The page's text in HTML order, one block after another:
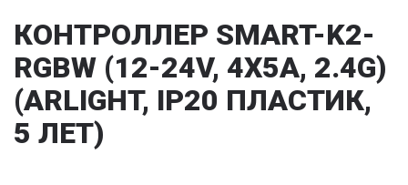
КОНТРОЛЛЕР SMART-K2-
RGBW (12-24V, 4X5A, 2.4G)
(ARLIGHT, IP20 ПЛАСТИК,
5 ЛЕТ)